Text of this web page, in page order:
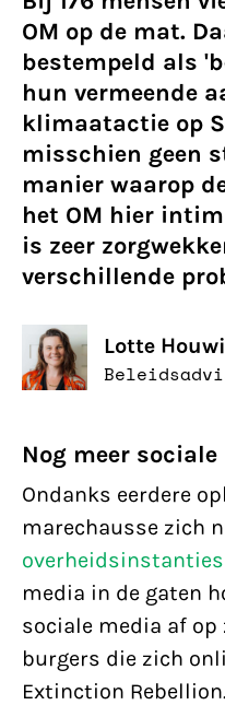
OM op de mat.
bestempeld als
hun vermeende
klimaatactie op
misschien geen
manier waarop
het OM hier
is zeer
verschillende
Lotte
Nog meer
Ondanks eerdere
marechausse zich
overheidsinstanties
media in de gaten
sociale media af op
burgers die zich
Extinction